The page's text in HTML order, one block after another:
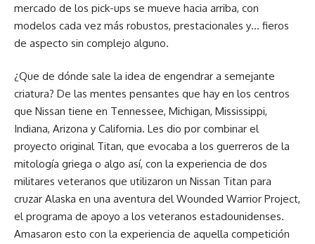
mercado de los pick-ups se mueve hacia arriba, con
modelos cada vez más robustos, prestacionales y… fieros
de aspecto sin complejo alguno.
¿Que de dónde sale la idea de engendrar a semejante
criatura? De las mentes pensantes que hay en los centros
que Nissan tiene en Tennessee, Michigan, Mississippi,
Indiana, Arizona y California. Les dio por combinar el
proyecto original Titan, que evocaba a los guerreros de la
mitología griega o algo así, con la experiencia de dos
militares veteranos que utilizaron un Nissan Titan para
cruzar Alaska en una aventura del Wounded Warrior Project,
el programa de apoyo a los veteranos estadounidenses.
Amasaron esto con la experiencia de aquella competición